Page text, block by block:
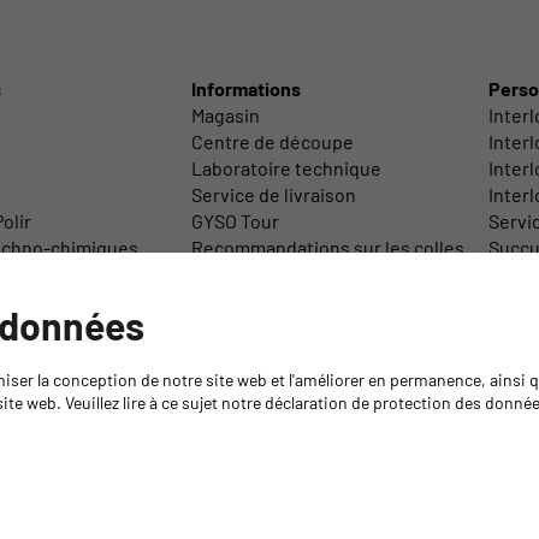
chimiques
Informations
Magasin
Centre de découpe
Laboratoire technique
Service de livraison
GYSO Tour
Recommandations sur les colles
la conception de notre site web et l'améliorer en permanence, ainsi
web. Veuillez lire à ce sujet notre déclaration de protection des